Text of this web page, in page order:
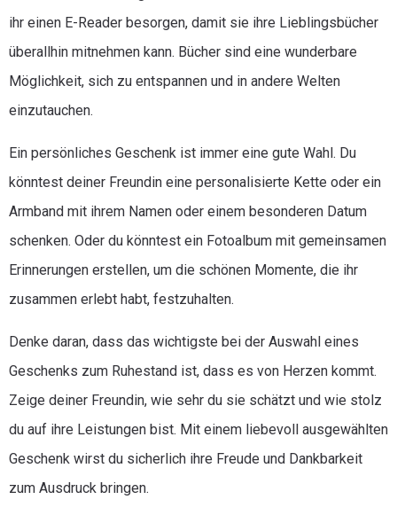
ihr einen E-Reader besorgen, damit sie ihre Lieblingsbücher
überallhin mitnehmen kann. Bücher sind eine wunderbare
Möglichkeit, sich zu entspannen und in andere Welten
einzutauchen.
Ein persönliches Geschenk ist immer eine gute Wahl. Du
könntest deiner Freundin eine personalisierte Kette oder ein
Armband mit ihrem Namen oder einem besonderen Datum
schenken. Oder du könntest ein Fotoalbum mit gemeinsamen
Erinnerungen erstellen, um die schönen Momente, die ihr
zusammen erlebt habt, festzuhalten.
Denke daran, dass das wichtigste bei der Auswahl eines
Geschenks zum Ruhestand ist, dass es von Herzen kommt.
Zeige deiner Freundin, wie sehr du sie schätzt und wie stolz
du auf ihre Leistungen bist. Mit einem liebevoll ausgewählten
Geschenk wirst du sicherlich ihre Freude und Dankbarkeit
zum Ausdruck bringen.